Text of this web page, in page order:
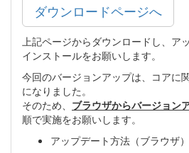
ダウンロードページへ
上記ページからダウンロードし、ア
インストールをお願いします。
今回のバージョンアップは、コアに
になりました。
そのため、 ブラウザからバージョン
順で実施をお願いします。
アップデート方法（ブラウザ）